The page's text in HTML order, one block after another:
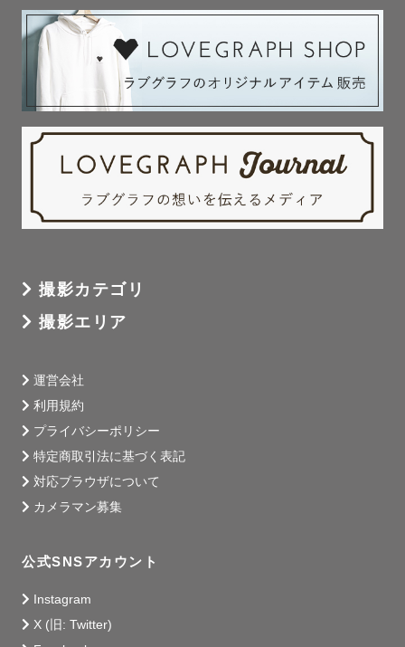
撮影カテゴリ
撮影エリア
運営会社
利用規約
プライバシーポリシー
特定商取引法に基づく表記
対応ブラウザについて
カメラマン募集
公式SNSアカウント
Instagram
X (旧: Twitter)